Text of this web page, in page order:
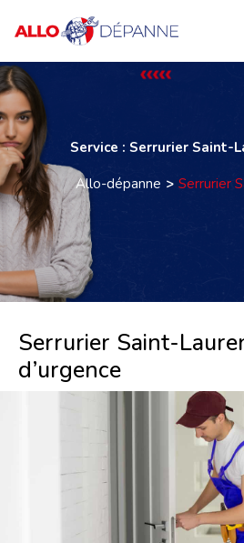
Service : Serrurier Saint-
Allo-dépanne
Serrurier
Serrurier Saint-
d’urgence